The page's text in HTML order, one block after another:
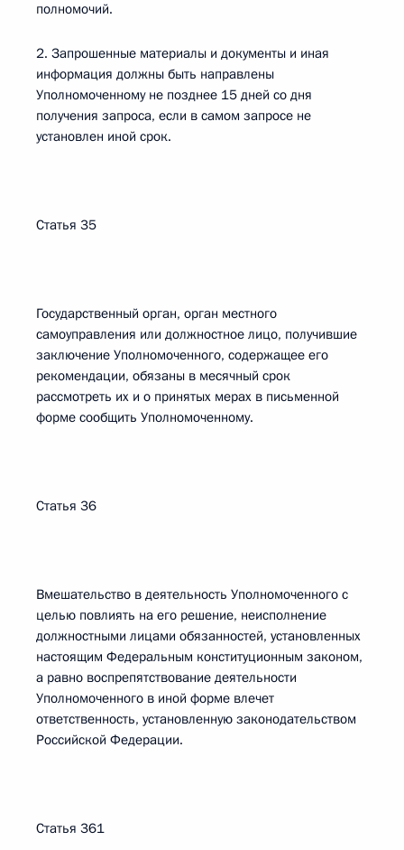
полномочий.
2. Запрошенные материалы и документы и иная
информация должны быть направлены
Уполномоченному не позднее 15 дней со дня
получения запроса, если в самом запросе не
установлен иной срок.
Статья 35
Государственный орган, орган местного
самоуправления или должностное лицо, получившие
заключение Уполномоченного, содержащее его
рекомендации, обязаны в месячный срок
рассмотреть их и о принятых мерах в письменной
форме сообщить Уполномоченному.
Статья 36
Вмешательство в деятельность Уполномоченного с
целью повлиять на его решение, неисполнение
должностными лицами обязанностей, установленных
настоящим Федеральным конституционным законом,
а равно воспрепятствование деятельности
Уполномоченного в иной форме влечет
ответственность, установленную законодательством
Российской Федерации.
Статья 361